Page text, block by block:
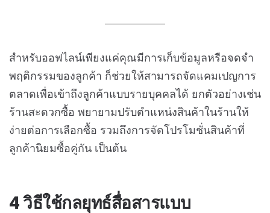
สำหรับออฟไลน์เพียงแค่คุณมีการเก็บข้อมูลหรือจดจำ
พฤติกรรมของลูกค้า ก็ช่วยให้สามารถจัดแคมเปญการ
ตลาดเพื่อเข้าถึงลูกค้าแบบรายบุคคลได้ ยกตัวอย่างเช่น
ร้านสะดวกซื้อ พยายามปรับตำแหน่งสินค้าในร้านให้
ง่ายต่อการเลือกซื้อ รวมถึงการจัดโปรโมชั่นสินค้าที่
ลูกค้านิยมซื้อคู่กัน เป็นต้น
4 วิธีใช้กลยุทธ์สื่อสารแบบ